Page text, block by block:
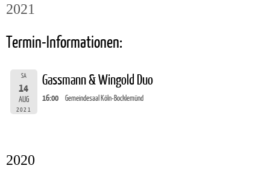
2021
Termin-Informationen:
SA
14
AUG
2021
Gassmann & Wingold Duo
16:00 Gemeindesaal Köln-Bocklemünd
2020